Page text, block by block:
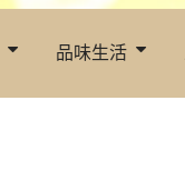
品味生活